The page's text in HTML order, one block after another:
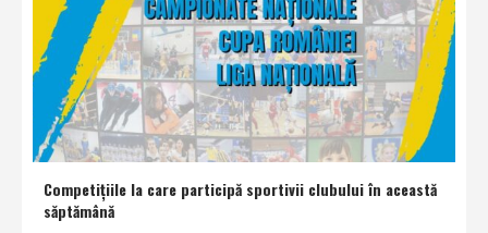
Competiţiile la care participă sportivii clubului în această
săptămână